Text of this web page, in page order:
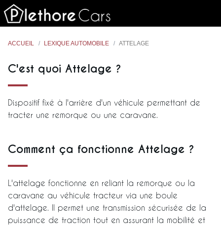
ACCUEIL LEXIQUE AUTOMOBILE ATTELAGE
C'est quoi Attelage ?
Dispositif fixé à l'arrière d'un véhicule permettant de
tracter une remorque ou une caravane.
Comment ça fonctionne Attelage ?
L'attelage fonctionne en reliant la remorque ou la
caravane au véhicule tracteur via une boule
d'attelage. Il permet une transmission sécurisée de la
puissance de traction tout en assurant la mobilité et